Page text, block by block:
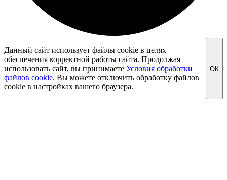
Данный сайт использует файлы cookie в целях
обеспечения корректной работы сайта. Продолжая
использовать сайт, вы принимаете Условия обработки
файлов cookie. Вы можете отключить обработку файлов
cookie в настройках вашего браузера.
ОК